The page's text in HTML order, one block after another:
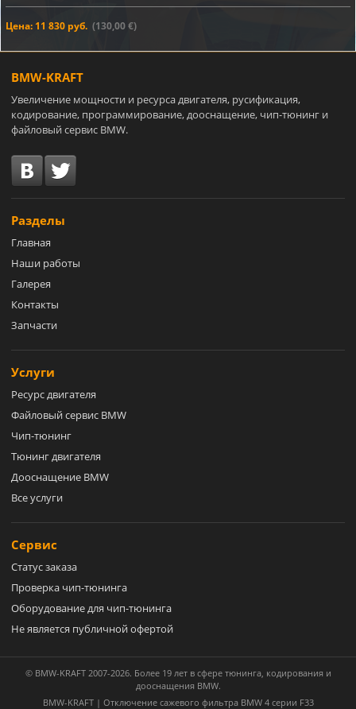
Цена: 11 830 руб. (130,00 €)
BMW-KRAFT
Увеличение мощности и ресурса двигателя, русификация,
кодирование, программирование, дооснащение, чип-тюнинг и
файловый сервис BMW.
Разделы
Главная
Наши работы
Галерея
Контакты
Запчасти
Услуги
Ресурс двигателя
Файловый сервис BMW
Чип-тюнинг
Тюнинг двигателя
Дооснащение BMW
Все услуги
Сервис
Статус заказа
Проверка чип-тюнинга
Оборудование для чип-тюнинга
Не является публичной офертой
© BMW-KRAFT 2007-2026. Более 19 лет в сфере тюнинга, кодирования и
дооснащения BMW.
BMW-KRAFT | Отключение сажевого фильтра BMW 4 серии F33